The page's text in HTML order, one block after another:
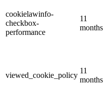
cookielawinfo-
checkbox-
performance
11
months
viewed_cookie_policy
11
months